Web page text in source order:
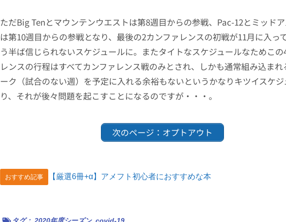
ただBig Tenとマウンテンウエストは第8週目からの参戦、Pac-12とミッド
は第10週目からの参戦となり、最後の2カンファレンスの初戦が11月に入っ
う半ば信じられないスケジュールに。またタイトなスケジュールなためこの
レンスの行程はすべてカンファレンス戦のみとされ、しかも通常組み込まれ
ーク（試合のない週）を予定に入れる余裕もないというかなりキツイスケジ
り、それが後々問題を起こすことになるのですが・・・。
次のページ：オプトアウト
おすすめ記事 【厳選6冊+α】アメフト初心者におすすめな本